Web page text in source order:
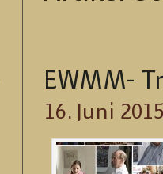
EWMM-
16. Juni